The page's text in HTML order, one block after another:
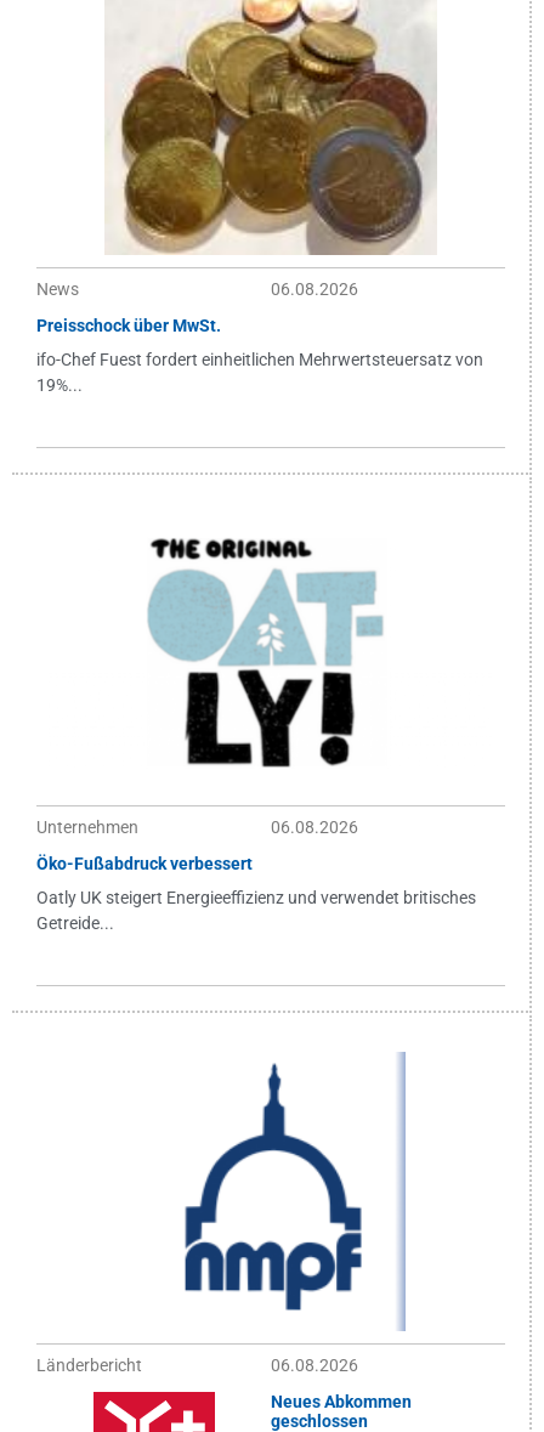
News
06.08.2026
Preisschock über MwSt.
ifo-Chef Fuest fordert einheitlichen Mehrwertsteuersatz von
19%...
Unternehmen
06.08.2026
Öko-Fußabdruck verbessert
Oatly UK steigert Energieeffizienz und verwendet britisches
Getreide...
Länderbericht
06.08.2026
Neues Abkommen
geschlossen